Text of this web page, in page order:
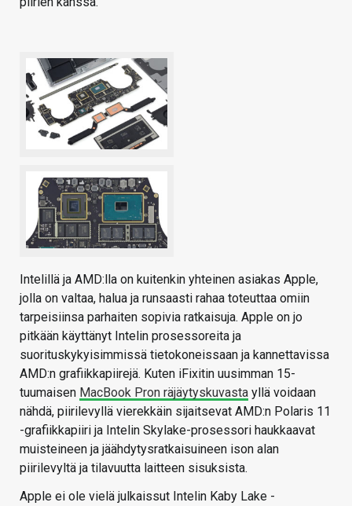
Intelillä ja AMD:lla on kuitenkin yhteinen asiakas Apple,
jolla on valtaa, halua ja runsaasti rahaa toteuttaa omiin
tarpeisiinsa parhaiten sopivia ratkaisuja. Apple on jo
pitkään käyttänyt Intelin prosessoreita ja
suorituskykyisimmissä tietokoneissaan ja kannettavissa
AMD:n grafiikkapiirejä. Kuten iFixitin uusimman 15-
tuumaisen MacBook Pron räjäytyskuvasta yllä voidaan
nähdä, piirilevyllä vierekkäin sijaitsevat AMD:n Polaris 11
-grafiikkapiiri ja Intelin Skylake-prosessori haukkaavat
muisteineen ja jäähdytysratkaisuineen ison alan
piirilevyltä ja tilavuutta laitteen sisuksista.
Apple ei ole vielä julkaissut Intelin Kaby Lake -